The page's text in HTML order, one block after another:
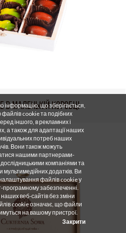
В МАЛЕНЬКІЙ КОРОБЦІ
інформацію, що зберігається,
cookie та подібних
іншого, в рекламних і
а також для адаптації наших
потреб наших
Вони також можуть
нашими партнерами-
компаніями та
мультимедійних додатків. Ви
файлів cookie у
програмному забезпеченні.
веб-сайтів без зміни
cookie означає, що файли
на вашому пристрої.
Закрити